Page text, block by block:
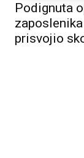
Podignuta
prisvojio